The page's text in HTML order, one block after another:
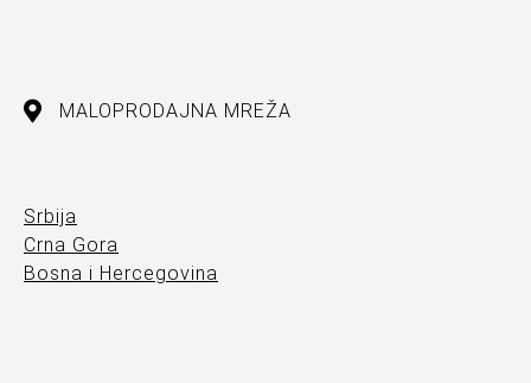
MALOPRODAJNA MREŽA
Srbija
Crna Gora
Bosna i Hercegovina